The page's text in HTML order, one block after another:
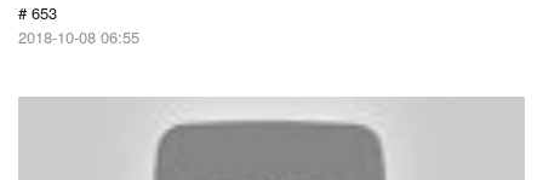
# 653
2018-10-08 06:55